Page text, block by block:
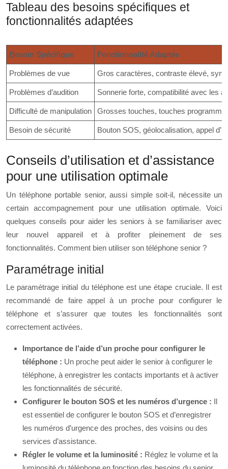
Tableau des besoins spécifiques et
fonctionnalités adaptées
Besoin Spécifique Fonctionnalité Adaptée
Problèmes de vue Gros caractères, contraste élevé,
Problèmes d’audition Sonnerie forte, compatibilité avec les
Difficulté de manipulation Grosses touches, touches
Besoin de sécurité Bouton SOS, géolocalisation, appel
Conseils d’utilisation et d’assistance
pour une utilisation optimale
Un téléphone portable senior, aussi simple soit-il, nécessite un
certain accompagnement pour une utilisation optimale. Voici
quelques conseils pour aider les seniors à se familiariser avec
leur nouvel appareil et à profiter pleinement de ses
fonctionnalités. Comment bien utiliser son téléphone senior ?
Paramétrage initial
Le paramétrage initial du téléphone est une étape cruciale. Il est
recommandé de faire appel à un proche pour configurer le
téléphone et s’assurer que toutes les fonctionnalités sont
correctement activées.
Importance de l’aide d’un proche pour configurer le
téléphone : Un proche peut aider le senior à configurer le
téléphone, à enregistrer les contacts importants et à activer
les fonctionnalités de sécurité.
Configurer le bouton SOS et les numéros d’urgence : Il
est essentiel de configurer le bouton SOS et d’enregistrer
les numéros d’urgence des proches, des voisins ou des
services d’assistance.
Régler le volume et la luminosité : Réglez le volume et la